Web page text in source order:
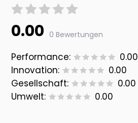
0.00 0 Bewertungen
Performance:
0.00
Innovation:
0.00
Gesellschaft:
0.00
Umwelt:
0.00